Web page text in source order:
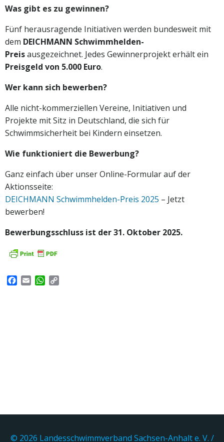
Was gibt es zu gewinnen?
Fünf herausragende Initiativen werden bundesweit mit
dem DEICHMANN Schwimmhelden-
Preisausgezeichnet. Jedes Gewinnerprojekt erhält ein
Preisgeld von 5.000 Euro.
Wer kann sich bewerben?
Alle nicht-kommerziellen Vereine, Initiativen und
Projekte mit Sitz in Deutschland, die sich für
Schwimmsicherheit bei Kindern einsetzen.
Wie funktioniert die Bewerbung?
Ganz einfach über unser Online-Formular auf der
Aktionsseite:
DEICHMANN Schwimmhelden-Preis 2025 – Jetzt
bewerben!
Bewerbungsschluss ist der 31. Oktober 2025.
Facebook
EmailWhatsApp
© 2026 Landesschwimmverband Sachsen-Anhalt e. V. /